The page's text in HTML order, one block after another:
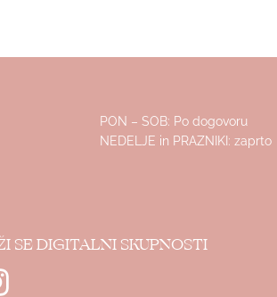
PON – SOB: Po dogovoru
NEDELJE in PRAZNIKI: zaprto
SE DIGITALNI SKUPNOSTI